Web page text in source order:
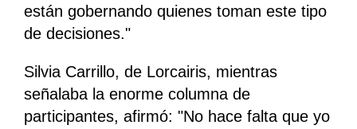
están gobernando quienes toman este tipo
de decisiones."
Silvia Carrillo, de Lorcairis, mientras
señalaba la enorme columna de
participantes, afirmó: "No hace falta que yo